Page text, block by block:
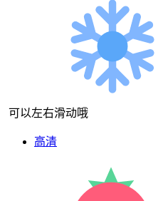
可以左右滑动哦
高清